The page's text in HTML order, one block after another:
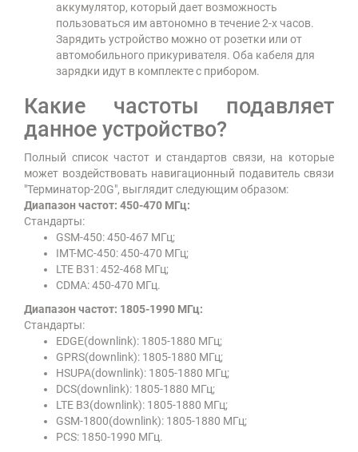
аккумулятор, который дает возможность
пользоваться им автономно в течение 2-х часов.
Зарядить устройство можно от розетки или от
автомобильного прикуривателя. Оба кабеля для
зарядки идут в комплекте с прибором.
Какие частоты подавляет
данное устройство?
Полный список частот и стандартов связи, на которые
может воздействовать навигационный подавитель связи
"Терминатор-20G", выглядит следующим образом:
Диапазон частот: 450-470 МГц:
Стандарты:
GSM-450: 450-467 МГц;
IMT-MC-450: 450-470 МГц;
LTE B31: 452-468 МГц;
CDMA: 450-470 МГц.
Диапазон частот: 1805-1990 МГц:
Стандарты:
EDGE(downlink): 1805-1880 МГц;
GPRS(downlink): 1805-1880 МГц;
HSUPA(downlink): 1805-1880 МГц;
DCS(downlink): 1805-1880 МГц;
LTE B3(downlink): 1805-1880 МГц;
GSM-1800(downlink): 1805-1880 МГц;
PCS: 1850-1990 МГц.